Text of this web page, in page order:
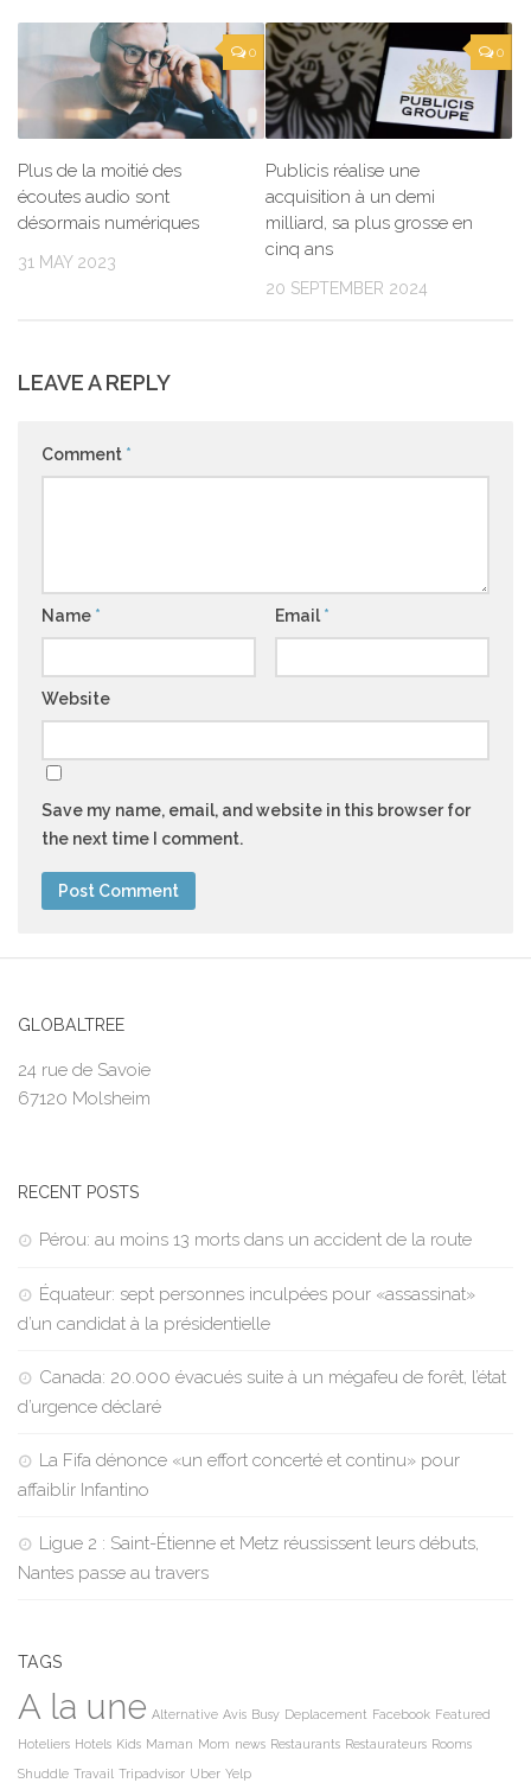
0
Plus de la moitié des
écoutes audio sont
désormais numériques
31 MAY 2023
0
Publicis réalise une
acquisition à un demi
milliard, sa plus grosse en
cinq ans
20 SEPTEMBER 2024
LEAVE A REPLY
Comment *
Name * Email *
Website
Save my name, email, and website in this browser for
the next time I comment.
GLOBALTREE
24 rue de Savoie
67120 Molsheim
RECENT POSTS
Pérou: au moins 13 morts dans un accident de la route
Équateur: sept personnes inculpées pour «assassinat»
d’un candidat à la présidentielle
Canada: 20.000 évacués suite à un mégafeu de forêt, l’état
d’urgence déclaré
La Fifa dénonce «un effort concerté et continu» pour
affaiblir Infantino
Ligue 2 : Saint-Étienne et Metz réussissent leurs débuts,
Nantes passe au travers
TAGS
A la une Alternative Avis Busy Deplacement Facebook Featured
Hoteliers Hotels Kids Maman Mom news Restaurants Restaurateurs Rooms
Shuddle Travail Tripadvisor Uber Yelp